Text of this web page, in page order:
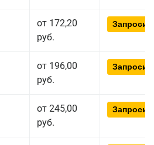
от 172,20
руб.
от 196,00
руб.
от 245,00
руб.